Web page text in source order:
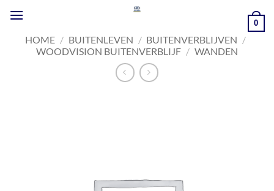
naar
inhoud
0
HOME / BUITENLEVEN / BUITENVERBLIJVEN /
WOODVISION BUITENVERBLIJF / WANDEN